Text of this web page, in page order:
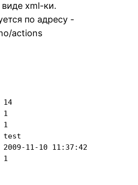
xml-ки.
по адресу -
actions
14
1
1
test
2009-11-10 11:37:42
1